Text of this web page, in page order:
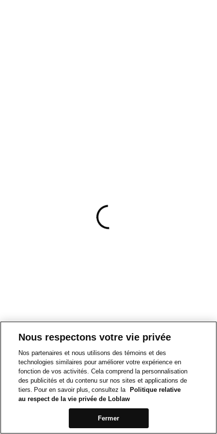
Nous respectons votre vie privée
Nos partenaires et nous utilisons des témoins et des
technologies similaires pour améliorer votre expérience en
fonction de vos activités. Cela comprend la personnalisation
des publicités et du contenu sur nos sites et applications de
tiers. Pour en savoir plus, consultez la
Politique relative
au respect de la vie privée de Loblaw
Fermer